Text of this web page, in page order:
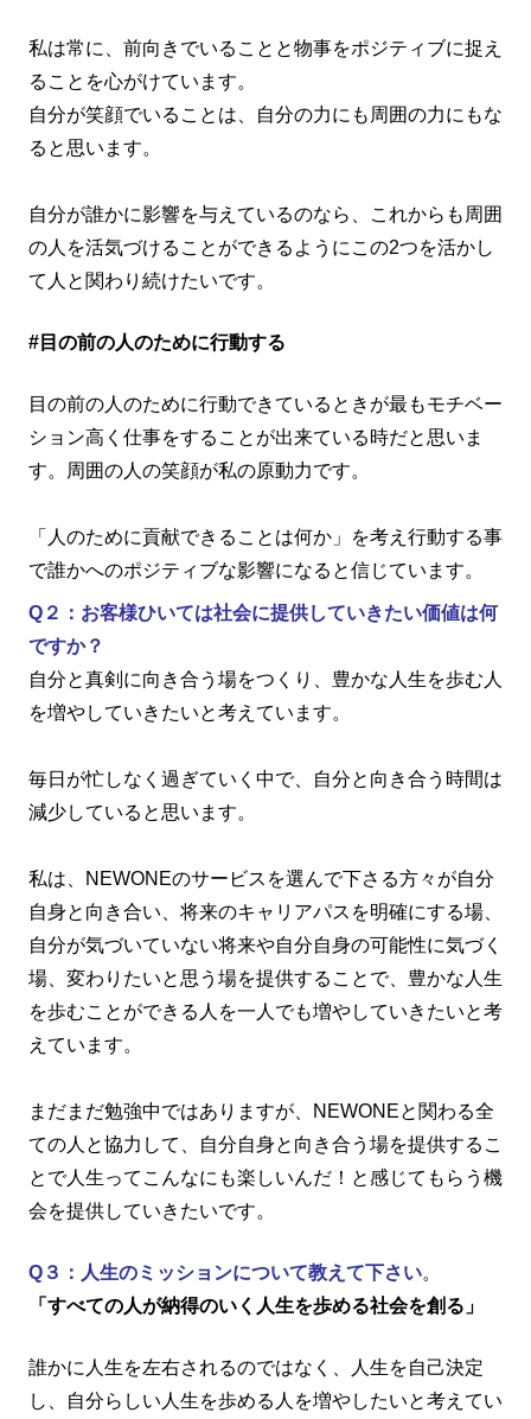
私は常に、前向きでいることと物事をポジティブに捉え
ることを心がけています。
自分が笑顔でいることは、自分の力にも周囲の力にもな
ると思います。
自分が誰かに影響を与えているのなら、これからも周囲
の人を活気づけることができるようにこの2つを活かし
て人と関わり続けたいです。
#目の前の人のために行動する
目の前の人のために行動できているときが最もモチベー
ション高く仕事をすることが出来ている時だと思いま
す。周囲の人の笑顔が私の原動力です。
「人のために貢献できることは何か」を考え行動する事
で誰かへのポジティブな影響になると信じています。
Q２：お客様ひいては社会に提供していきたい価値は何
ですか？
自分と真剣に向き合う場をつくり、豊かな人生を歩む人
を増やしていきたいと考えています。
毎日が忙しなく過ぎていく中で、自分と向き合う時間は
減少していると思います。
私は、NEWONEのサービスを選んで下さる方々が自分
自身と向き合い、将来のキャリアパスを明確にする場、
自分が気づいていない将来や自分自身の可能性に気づく
場、変わりたいと思う場を提供することで、豊かな人生
を歩むことができる人を一人でも増やしていきたいと考
えています。
まだまだ勉強中ではありますが、NEWONEと関わる全
ての人と協力して、自分自身と向き合う場を提供するこ
とで人生ってこんなにも楽しいんだ！と感じてもらう機
会を提供していきたいです。
Q３：人生のミッションについて教えて下さい。
「すべての人が納得のいく人生を歩める社会を創る」
誰かに人生を左右されるのではなく、人生を自己決定
し、自分らしい人生を歩める人を増やしたいと考えてい